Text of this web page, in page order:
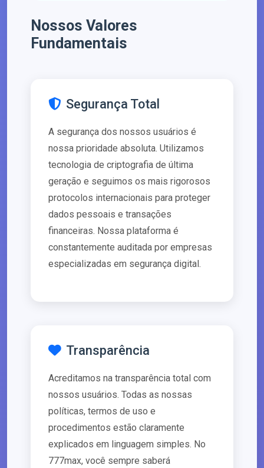
Nossos Valores
Fundamentais
Segurança Total
A segurança dos nossos usuários é
nossa prioridade absoluta. Utilizamos
tecnologia de criptografia de última
geração e seguimos os mais rigorosos
protocolos internacionais para proteger
dados pessoais e transações
financeiras. Nossa plataforma é
constantemente auditada por empresas
especializadas em segurança digital.
Transparência
Acreditamos na transparência total com
nossos usuários. Todas as nossas
políticas, termos de uso e
procedimentos estão claramente
explicados em linguagem simples. No
777max, você sempre saberá